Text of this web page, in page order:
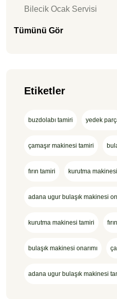
Bilecik Ocak Servisi
Tümünü Gör
Etiketler
buzdolabı tamiri yedek
çamaşır makinesi tamiri
fırın tamiri kurutma makinesi
adana ugur bulaşık makinesi
kurutma makinesi tamiri
bulaşık makinesi onarımı
adana ugur bulaşık makinesi